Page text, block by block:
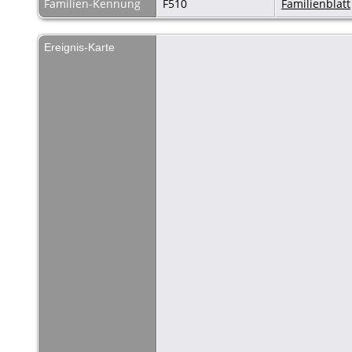
Familien-Kennung
F510 Familienblatt
Ereignis-Karte